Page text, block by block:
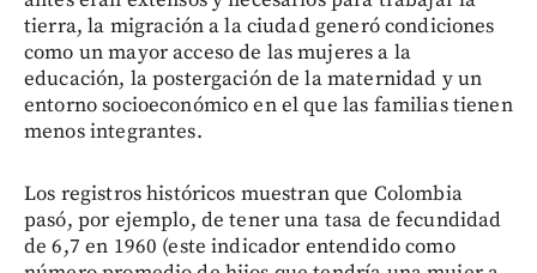
tierra, la migración a la ciudad generó condiciones
como un mayor acceso de las mujeres a la
educación, la postergación de la maternidad y un
entorno socioeconómico en el que las familias tienen
menos integrantes.
Los registros históricos muestran que Colombia
pasó, por ejemplo, de tener una tasa de fecundidad
de 6,7 en 1960 (este indicador entendido como